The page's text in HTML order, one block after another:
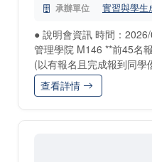
承辦單位 實習與學生
● 說明會資訊 時間：
管理學院 M146 **前45名
(以有報名且完成報到同學
查看詳情